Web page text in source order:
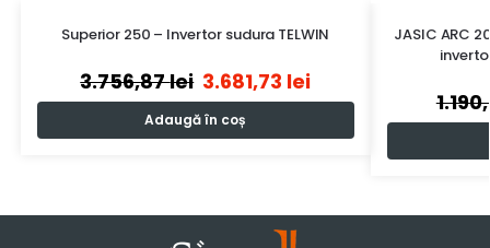
Superior 250 – Invertor sudura TELWIN
3.756,87lei 3.681,73 lei
Adaugă în coș
JASIC ARC